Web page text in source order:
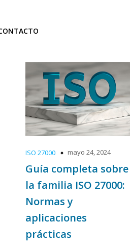
ISO 27000 mayo 24, 2024
Guía completa sobre
la familia ISO 27000:
Normas y
aplicaciones
prácticas